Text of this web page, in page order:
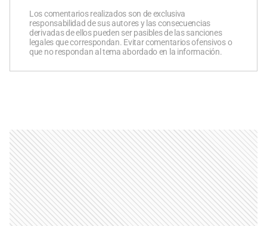
Los comentarios realizados son de exclusiva
responsabilidad de sus autores y las consecuencias
derivadas de ellos pueden ser pasibles de las sanciones
legales que correspondan. Evitar comentarios ofensivos o
que no respondan al tema abordado en la información.